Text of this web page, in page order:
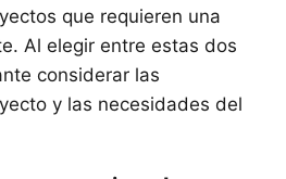
que requieren una
Al elegir entre estas dos
considerar las
y las necesidades del